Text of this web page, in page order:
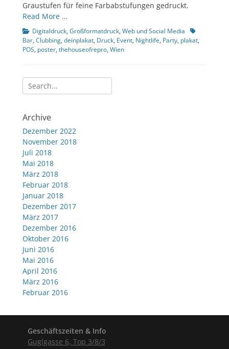
Graustufen für feine Farbabstufungen gedruckt.
Read More …
Kategorien
Digitaldruck, Großformatdruck, Web und Social Media
Tags
Bar, Clubbing, deinplakat, Druck, Event, Nightlife, Party, plakat,
POS, poster, thehouseofrepro, Wien
Suche
nach:
Archive
Dezember 2022
November 2018
Juli 2018
Mai 2018
März 2018
Februar 2018
Januar 2018
Dezember 2017
März 2017
Dezember 2016
Oktober 2016
Juni 2016
Mai 2016
April 2016
März 2016
Februar 2016
Geschäftszeiten & Info
Guglgasse 6, Top 3/8/3